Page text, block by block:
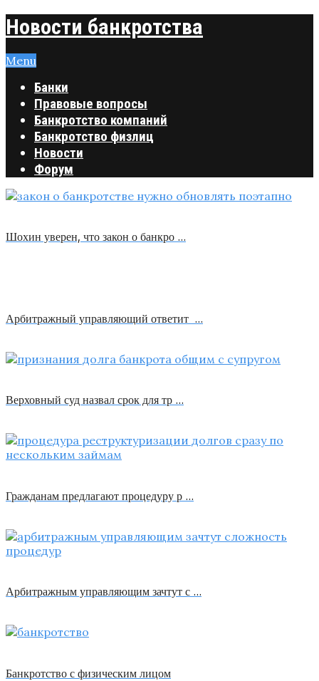
Новости банкротства
Menu
Банки
Правовые вопросы
Банкротство компаний
Банкротство физлиц
Новости
Форум
Шохин уверен, что закон о банкро …
Арбитражный управляющий ответит …
Верховный суд назвал срок для тр …
Гражданам предлагают процедуру р …
Арбитражным управляющим зачтут с …
Банкротство с физическим лицом